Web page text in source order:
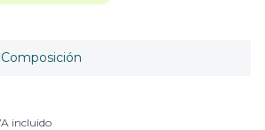
Composición
incluido